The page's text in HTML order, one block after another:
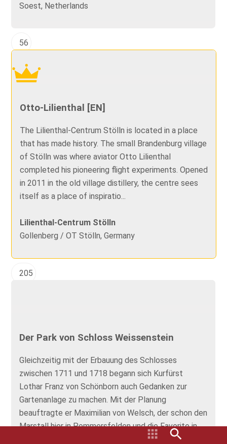
Soest, Netherlands
56
Otto-Lilienthal [EN]
The Lilienthal-Centrum Stölln is located in a place
that has made history. The small Brandenburg village
of Stölln was where aviator Otto Lilienthal
completed his pioneering flight experiments. Opened
in 2011 in the old village distillery, the centre sees
itself as a place of inspiratio...
Lilienthal-Centrum Stölln
Gollenberg / OT Stölln, Germany
205
Der Park von Schloss Weissenstein
Gleichzeitig mit der Erbauung des Schlosses
zwischen 1711 und 1718 begann sich Kurfürst
Lothar Franz von Schönborn auch Gedanken zur
Gartenanlage zu machen. Mit der Planung
beauftragte er Maximilian von Welsch, der schon den
Marstall hier in Pommersfelden und die Favorite in